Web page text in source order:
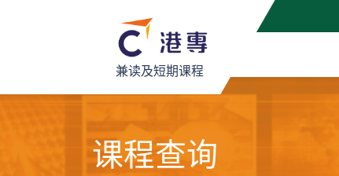
兼读及短期课程
课程查询